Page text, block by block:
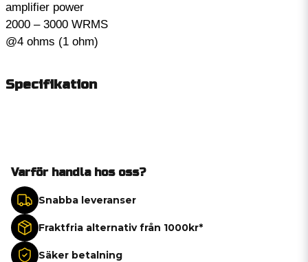
amplifier power
2000 – 3000 WRMS
@4 ohms (1 ohm)
Specifikation
Varför handla hos oss?
Snabba leveranser
Fraktfria alternativ från 1000kr*
Säker betalning